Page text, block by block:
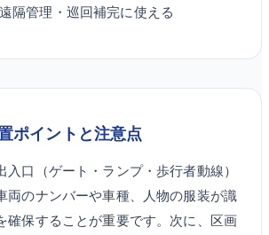
隔管理・巡回補完に使える
ポイントと注意点
入口（ゲート・ランプ・歩行者動線）
両のナンバーや車種、人物の服装が識
確保することが重要です。次に、区画